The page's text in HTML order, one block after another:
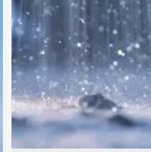
in